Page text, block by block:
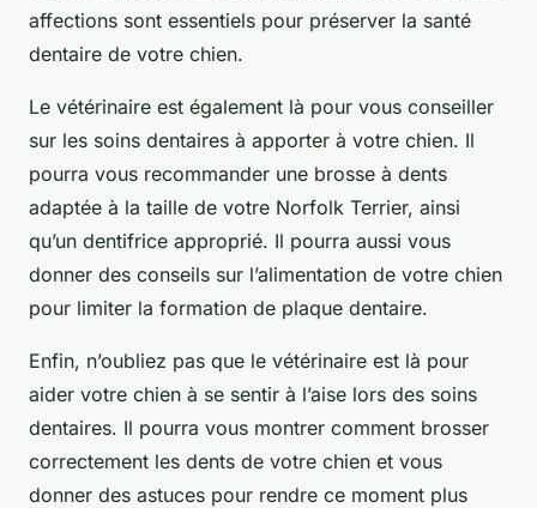
affections sont essentiels pour préserver la santé
dentaire de votre chien.
Le vétérinaire est également là pour vous conseiller
sur les soins dentaires à apporter à votre chien. Il
pourra vous recommander une brosse à dents
adaptée à la taille de votre Norfolk Terrier, ainsi
qu’un dentifrice approprié. Il pourra aussi vous
donner des conseils sur l’alimentation de votre chien
pour limiter la formation de plaque dentaire.
Enfin, n’oubliez pas que le vétérinaire est là pour
aider votre chien à se sentir à l’aise lors des soins
dentaires. Il pourra vous montrer comment brosser
correctement les dents de votre chien et vous
donner des astuces pour rendre ce moment plus